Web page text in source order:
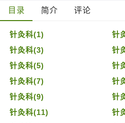
目录 简介 评论
针灸科(1)
针
针灸科(3)
针
针灸科(5)
针
针灸科(7)
针
针灸科(9)
针
针灸科(11)
针